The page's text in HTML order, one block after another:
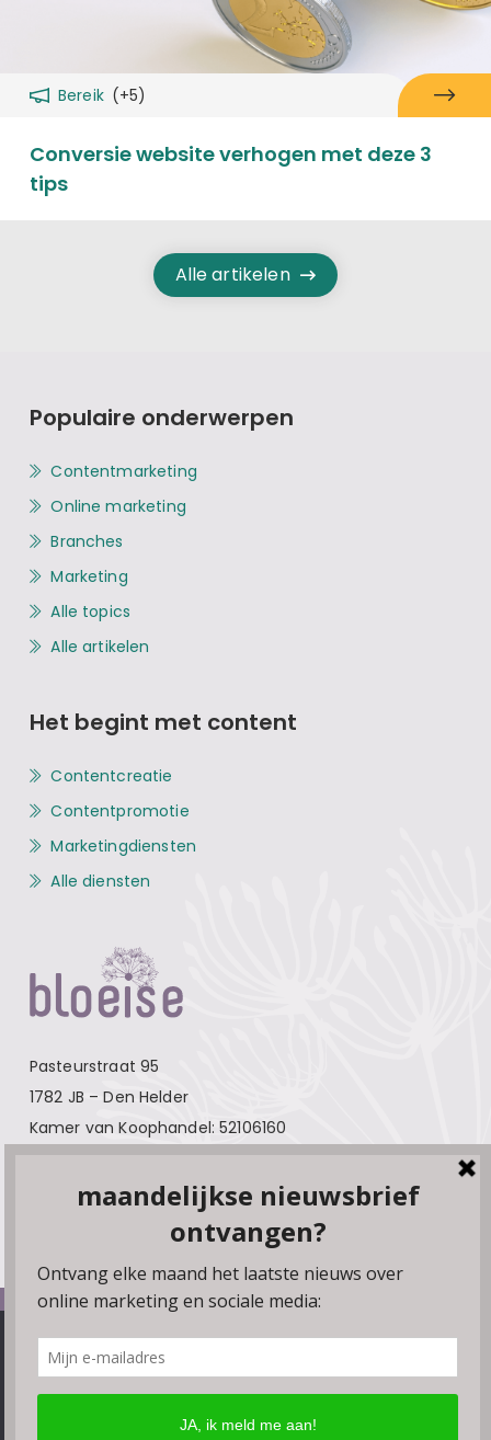
Bereik (+5)
Conversie website verhogen met deze 3
tips
Alle artikelen
Pasteurstraat 95
1782 JB – Den Helder
Kamer van Koophandel: 52106160
Over Bloeise Adverteren
Populaire onderwerpen
Contentmarketing
Online marketing
Branches
Marketing
Alle topics
Alle artikelen
Het begint met content
Contentcreatie
Contentpromotie
Marketingdiensten
Alle diensten
Privacyverklaring
Disclaimer
We gebruiken cookies, plugins en pixels om ervoor te zorgen
dat onze website soepel draait. Als je doorgaat met het
gebruiken van de website, gaan we er vanuit dat je hiermee
cookies te accepteren.